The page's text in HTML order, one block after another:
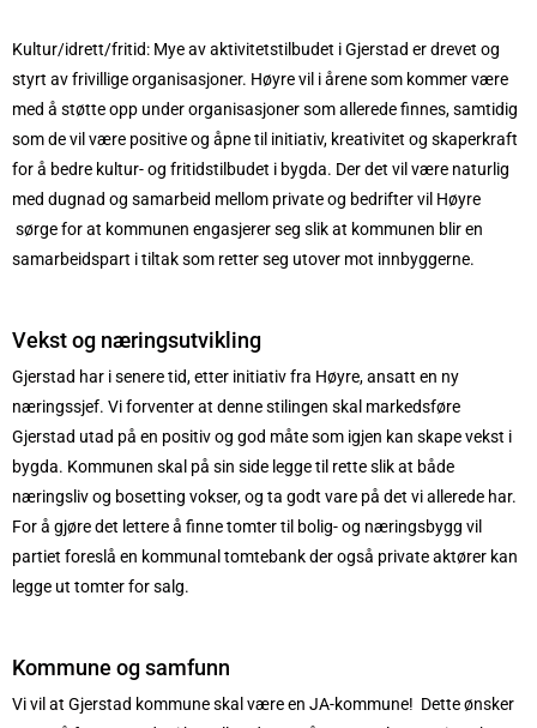
Kultur/idrett/fritid: Mye av aktivitetstilbudet i Gjerstad er drevet og
styrt av frivillige organisasjoner. Høyre vil i årene som kommer være
med å støtte opp under organisasjoner som allerede finnes, samtidig
som de vil være positive og åpne til initiativ, kreativitet og skaperkraft
for å bedre kultur- og fritidstilbudet i bygda. Der det vil være naturlig
med dugnad og samarbeid mellom private og bedrifter vil Høyre
sørge for at kommunen engasjerer seg slik at kommunen blir en
samarbeidspart i tiltak som retter seg utover mot innbyggerne.
Vekst og næringsutvikling
Gjerstad har i senere tid, etter initiativ fra Høyre, ansatt en ny
næringssjef. Vi forventer at denne stilingen skal markedsføre
Gjerstad utad på en positiv og god måte som igjen kan skape vekst i
bygda. Kommunen skal på sin side legge til rette slik at både
næringsliv og bosetting vokser, og ta godt vare på det vi allerede har.
For å gjøre det lettere å finne tomter til bolig- og næringsbygg vil
partiet foreslå en kommunal tomtebank der også private aktører kan
legge ut tomter for salg.
Kommune og samfunn
Vi vil at Gjerstad kommune skal være en JA-kommune! Dette ønsker